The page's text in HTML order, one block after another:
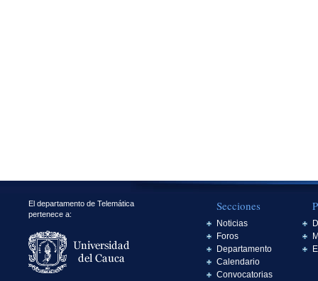
El departamento de Telemática
pertenece a:
Secciones
Noticias
Foros
Departamento
Calendario
Convocatorias